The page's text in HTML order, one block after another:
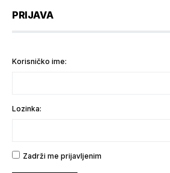
PRIJAVA
Korisničko ime:
Lozinka:
Zadrži me prijavljenim